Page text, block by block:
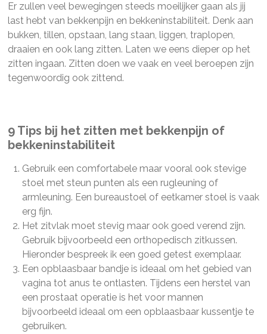
Er zullen veel bewegingen steeds moeilijker gaan als jij
last hebt van bekkenpijn en bekkeninstabiliteit. Denk aan
bukken, tillen, opstaan, lang staan, liggen, traplopen,
draaien en ook lang zitten. Laten we eens dieper op het
zitten ingaan. Zitten doen we vaak en veel beroepen zijn
tegenwoordig ook zittend.
9 Tips bij het zitten met bekkenpijn of
bekkeninstabiliteit
Gebruik een comfortabele maar vooral ook stevige
stoel met steun punten als een rugleuning of
armleuning. Een bureaustoel of eetkamer stoel is vaak
erg fijn.
Het zitvlak moet stevig maar ook goed verend zijn.
Gebruik bijvoorbeeld een orthopedisch zitkussen.
Hieronder bespreek ik een goed getest exemplaar.
Een opblaasbaar bandje is ideaal om het gebied van
vagina tot anus te ontlasten. Tijdens een herstel van
een prostaat operatie is het voor mannen
bijvoorbeeld ideaal om een opblaasbaar kussentje te
gebruiken.